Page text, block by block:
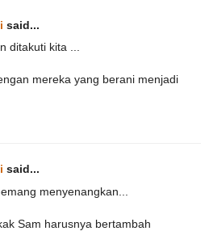
said...
ditakuti kita ...
mereka yang berani menjadi
said...
menyenangkan...
Sam harusnya bertambah